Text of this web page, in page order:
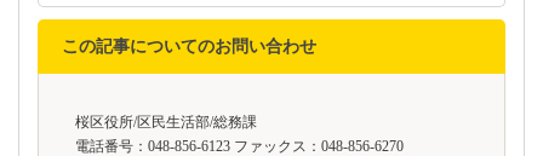
この記事についてのお問い合わせ
桜区役所/区民生活部/総務課
電話番号：048-856-6123 ファックス：048-856-6270